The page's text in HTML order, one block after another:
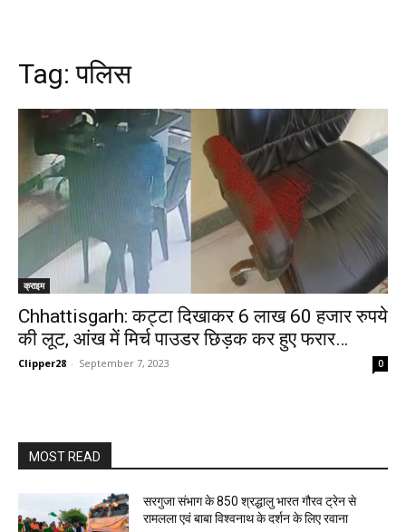
Tag:पलिस
क्राइम
Chhattisgarh: कट्टा दिखाकर 6 लाख 60 हजार रुपये
की लूट, आंख में मिर्च पाउडर छिड़क कर हुए फरार…
Clipper28 - September 7, 2023 0
MOST READ
सरगुजा संभाग के 850 श्रद्धालु भारत गौरव ट्रेन से
रामलला एवं बाबा विश्वनाथ के दर्शन के लिए रवाना